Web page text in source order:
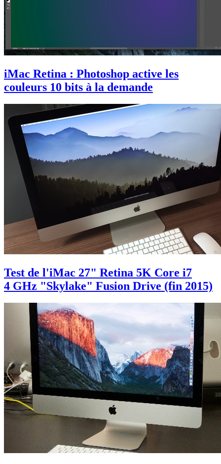
iMac Retina : Photoshop active les
couleurs 10 bits à la demande
Test de l'iMac 27" Retina 5K Core i7
4 GHz "Skylake" Fusion Drive (fin 2015)